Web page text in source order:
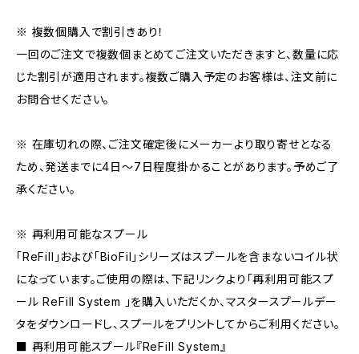
※ 複数個購入で割引きあり！
一回のご注文で複数個まとめてご注文いただきますと、数量に応
じた割引が適用されます。複数ご購入予定のお客様は、注文前に
お問合せください。
※ 在庫切れの際、ご注文確定後にメーカーより取り寄せとなる
ため、発送までに4日～7日程度掛かることがあります。予めご了
承ください。
※ 再利用可能なスプール
「ReFill」および「BioFil」シリーズはスプールを含まないコイル状
になっています。ご使用の際は、下記リンクより「再利用可能スプ
ール ReFill System 」を購入いただくか、マスタースプールデー
タをダウンロードし、スプールをプリントしてからご利用ください。
■ 再利用可能スプール『ReFill System』